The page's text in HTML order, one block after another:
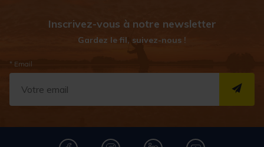
Inscrivez-vous à notre newsletter
Gardez le fil, suivez-nous !
* Email